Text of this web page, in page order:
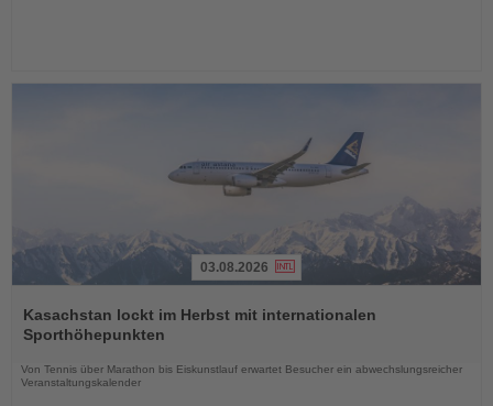
Sie
die
Nachrichten
03.08.2026
Kasachstan lockt im Herbst mit internationalen
Sporthöhepunkten
Von Tennis über Marathon bis Eiskunstlauf erwartet Besucher ein abwechslungsreicher
Veranstaltungskalender